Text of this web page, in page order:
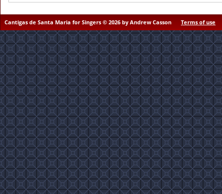
Cantigas de Santa Maria for Singers © 2026 by Andrew Casson Terms of use